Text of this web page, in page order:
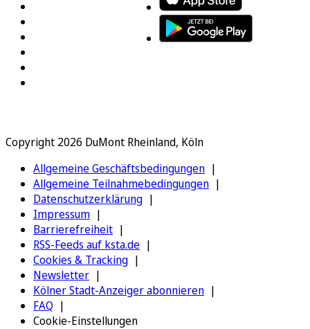
Copyright 2026 DuMont Rheinland, Köln
Allgemeine Geschäftsbedingungen
Allgemeine Teilnahmebedingungen
Datenschutzerklärung
Impressum
Barrierefreiheit
RSS-Feeds auf ksta.de
Cookies & Tracking
Newsletter
Kölner Stadt-Anzeiger abonnieren
FAQ
Cookie-Einstellungen